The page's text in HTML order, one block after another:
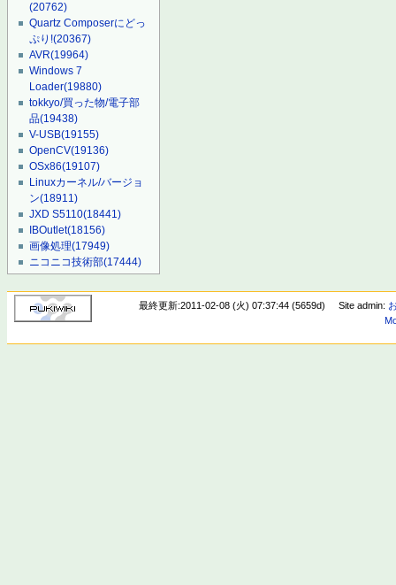
(20762)
Quartz Composerにどっ
ぷり!(20367)
AVR(19964)
Windows 7
Loader(19880)
tokkyo/買った物/電子部
品(19438)
V-USB(19155)
OpenCV(19136)
OSx86(19107)
Linuxカーネル/バージョ
ン(18911)
JXD S5110(18441)
IBOutlet(18156)
画像処理(17949)
ニコニコ技術部(17444)
最終更新:2011-02-08 (火) 07:37:44 (5659d) Site admin: